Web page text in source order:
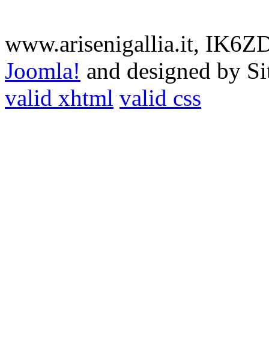
www.arisenigallia.it,
Joomla! and designed by
valid xhtml valid css